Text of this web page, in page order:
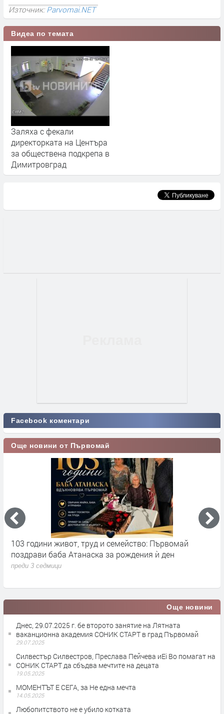
Източник:Parvomai.NET
Видеа по темата
Заляха с фекали
директорката на Центъра
за обществена подкрепа в
Димитровград
Facebook коментари
Още новини от Първомай
103 години живот, труд и семейство: Първомай
поздрави баба Атанаска за рождения ѝ ден
преди 3 седмици
Още новини
Днес, 29.07.2025 г. бе второто занятие на Лятната
ваканционна академия СОНИК СТАРТ в град Първомай
29.07.2025
Силвестър Силвестров, Преслава Пейчева иEi Bo помагат на
СОНИК СТАРТ да сбъдва мечтите на децата
19.05.2025
МОМЕНТЪТ Е СЕГА, за Не една мечта
14.05.2025
Любопитството не е убило котката